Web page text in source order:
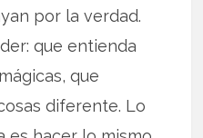
por la verdad.
que entienda
que
diferente. Lo